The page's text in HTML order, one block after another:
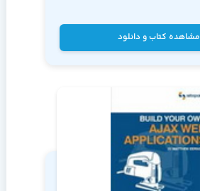
مشاهده کتاب و دانلود